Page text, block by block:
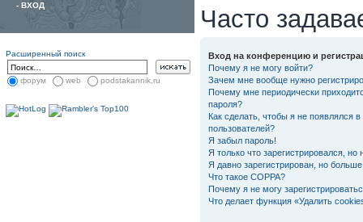
- ВХОД
Расширенный поиск
форум web podstakannik.ru
Часто
Вход на конференцию и
Почему я не могу войти?
Зачем мне вообще нужно
Почему мне периодически
пароля?
Как сделать, чтобы я не появлялся
пользователей?
Я забыл пароль!
Я только что зарегистрировался, но
Я давно зарегистрирован, но
Что такое COPPA?
Почему я не могу
Что делает функция «Удалить